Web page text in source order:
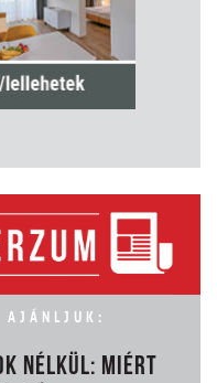
AJÁNLJUK:
NÉLKÜL: MIÉRT